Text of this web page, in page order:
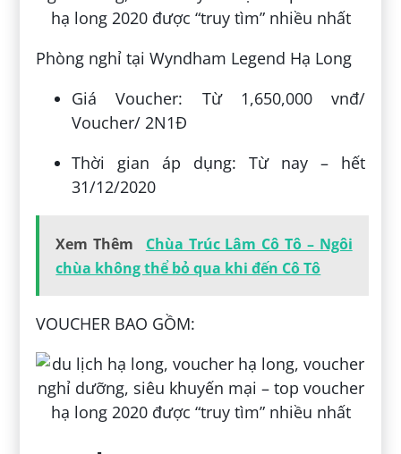
Phòng nghỉ tại Wyndham Legend Hạ Long
Giá Voucher: Từ 1,650,000 vnđ/
Voucher/ 2N1Đ
Thời gian áp dụng: Từ nay – hết
31/12/2020
Xem Thêm
Chùa Trúc Lâm Cô Tô – Ngôi
chùa không thể bỏ qua khi đến Cô Tô
VOUCHER BAO GỒM: